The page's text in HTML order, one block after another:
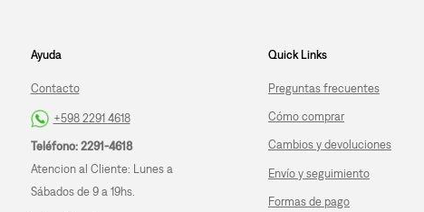
Ayuda
Contacto
+598 2291 4618
Teléfono: 2291-4618
Atencion al Cliente: Lunes a
Sábados de 9 a 19hs.
Quick Links
Preguntas frecuentes
Cómo comprar
Cambios y devoluciones
Envío y seguimiento
Formas de pago